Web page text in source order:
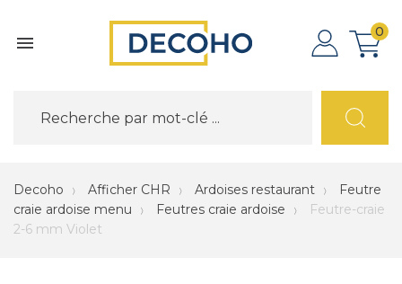

0
Decoho Afficher CHR Ardoises restaurant
Feutre
craie ardoise menu
Feutres craie ardoise
Feutre-craie
2-6 mm Violet